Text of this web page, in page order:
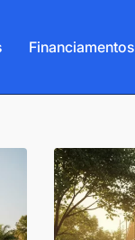
Financiamentos